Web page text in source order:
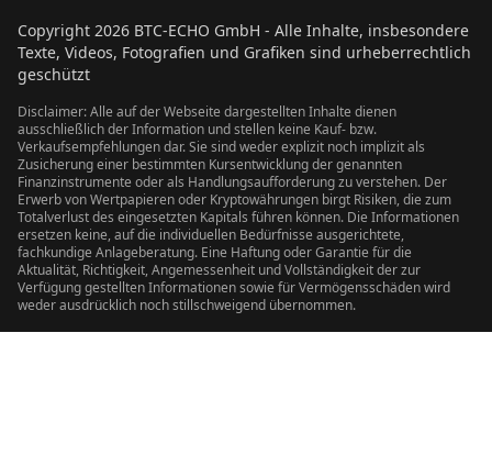
Copyright 2026 BTC-ECHO GmbH - Alle Inhalte, insbesondere
Texte, Videos, Fotografien und Grafiken sind urheberrechtlich
geschützt
Disclaimer: Alle auf der Webseite dargestellten Inhalte dienen
ausschließlich der Information und stellen keine Kauf- bzw.
Verkaufsempfehlungen dar. Sie sind weder explizit noch implizit als
Zusicherung einer bestimmten Kursentwicklung der genannten
Finanzinstrumente oder als Handlungsaufforderung zu verstehen. Der
Erwerb von Wertpapieren oder Kryptowährungen birgt Risiken, die zum
Totalverlust des eingesetzten Kapitals führen können. Die Informationen
ersetzen keine, auf die individuellen Bedürfnisse ausgerichtete,
fachkundige Anlageberatung. Eine Haftung oder Garantie für die
Aktualität, Richtigkeit, Angemessenheit und Vollständigkeit der zur
Verfügung gestellten Informationen sowie für Vermögensschäden wird
weder ausdrücklich noch stillschweigend übernommen.